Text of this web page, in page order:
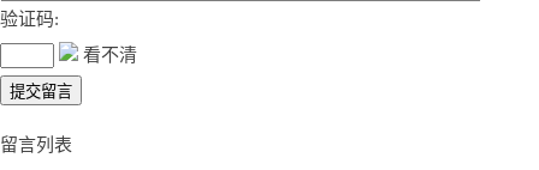
验证码:
看不清
留言列表